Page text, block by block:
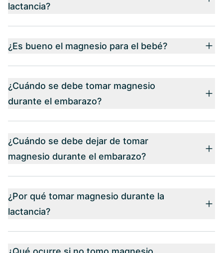
lactancia?
¿Es bueno el magnesio para el bebé?
¿Cuándo se debe tomar magnesio
durante el embarazo?
¿Cuándo se debe dejar de tomar
magnesio durante el embarazo?
¿Por qué tomar magnesio durante la
lactancia?